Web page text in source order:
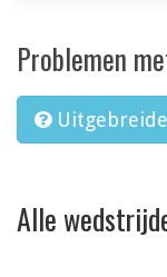
Problemen
Alle